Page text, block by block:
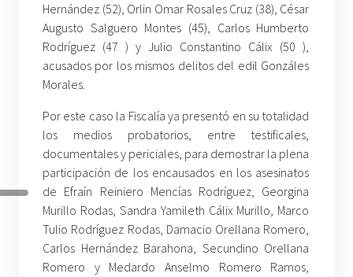
Hernández (52), Orlin Omar Rosales Cruz (38), César
Augusto Salguero Montes (45), Carlos Humberto
Rodríguez (47 ) y Julio Constantino Cálix (50 ),
acusados por los mismos delitos del edil Gonzáles
Morales.
Por este caso la Fiscalía ya presentó en su totalidad
los medios probatorios, entre testificales,
documentales y periciales, para demostrar la plena
participación de los encausados en los asesinatos
de Efraín Reiniero Mencías Rodríguez, Georgina
Murillo Rodas, Sandra Yamileth Cálix Murillo, Marco
Tulio Rodríguez Rodas, Damacio Orellana Romero,
Carlos Hernández Barahona, Secundino Orellana
Romero y Medardo Anselmo Romero Ramos,